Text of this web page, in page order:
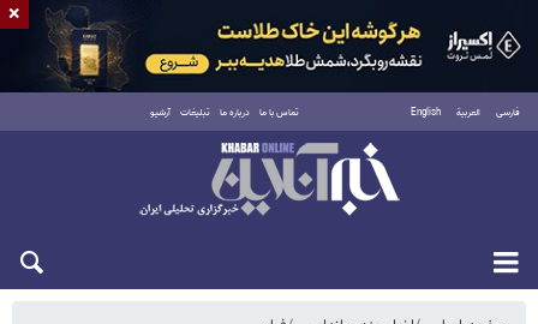
فارسی العربية English تماس با ما درباره ما تبلیغات آرشیو
شنبه ۱۷ مرداد ۱۴۰۵
×